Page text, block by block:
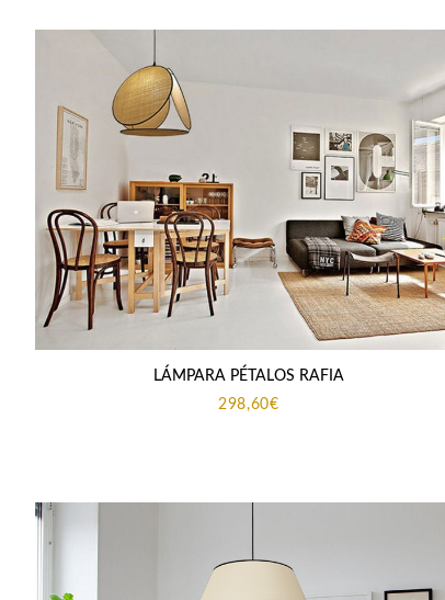
LÁMPARA PÉTALOS RAFIA
298,60€